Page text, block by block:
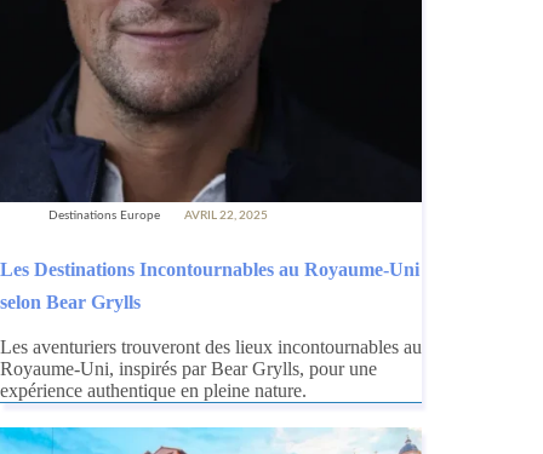
Destinations Europe AVRIL 22, 2025
Les Destinations Incontournables au Royaume-Uni
selon Bear Grylls
Les aventuriers trouveront des lieux incontournables au
Royaume-Uni, inspirés par Bear Grylls, pour une
expérience authentique en pleine nature.